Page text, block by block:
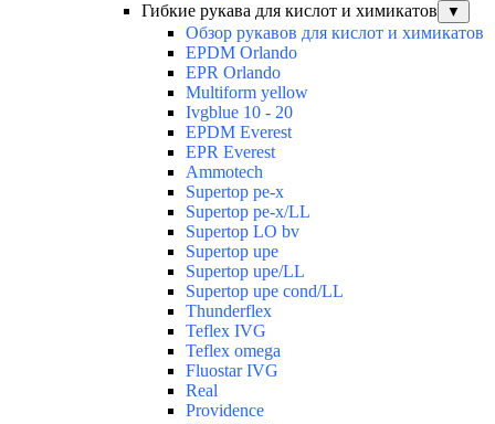
Гибкие рукава для кислот и химикатов
▼
Обзор рукавов для кислот и химикатов
EPDM Orlando
EPR Orlando
Multiform yellow
Ivgblue 10 - 20
EPDM Everest
EPR Everest
Ammotech
Supertop pe-x
Supertop pe-x/LL
Supertop LO bv
Supertop upe
Supertop upe/LL
Supertop upe cond/LL
Thunderflex
Teflex IVG
Teflex omega
Fluostar IVG
Real
Providence